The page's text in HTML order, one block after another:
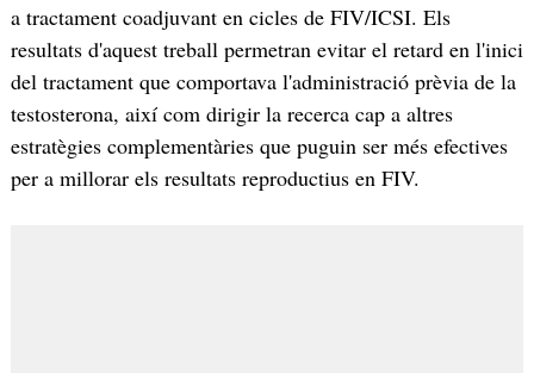
a tractament coadjuvant en cicles de FIV/ICSI. Els
resultats d'aquest treball permetran evitar el retard en l'inici
del tractament que comportava l'administració prèvia de la
testosterona, així com dirigir la recerca cap a altres
estratègies complementàries que puguin ser més efectives
per a millorar els resultats reproductius en FIV.